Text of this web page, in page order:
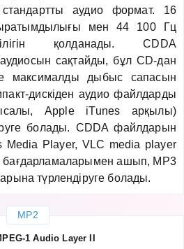
стандартты аудио формат. 16
мен 44 100 Гц
қолданады. CDDA
сақтайды, бұл CD-дан
максималды дыбыс сапасын
дискіден аудио файлдарды
Apple iTunes арқылы)
болады. CDDA файлдарын
Media Player, VLC media player
бағдарламаларымен ашып, MP3
түрлендіруге болады.
MP2
1 Audio Layer II